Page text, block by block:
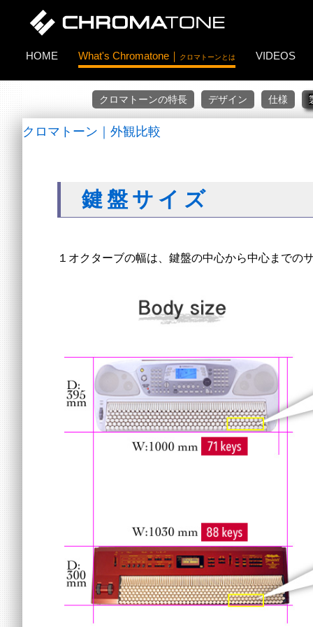
HOME What's Chromatone｜ クロマトーンとは VIDEOS
クロマトーンの特長 デザイン 仕様
クロマトーン｜外観比較
鍵盤サイズ
１オクターブの幅は、鍵盤の中心から中心までの